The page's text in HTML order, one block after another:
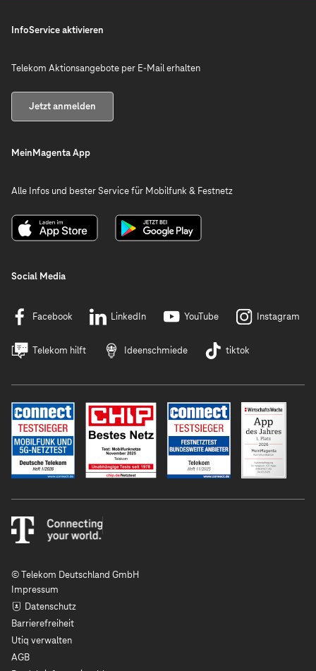
InfoService aktivieren
Telekom Aktionsangebote per E-Mail erhalten
Jetzt anmelden
MeinMagenta App
Alle Infos und bester Service für Mobilfunk & Festnetz
Social Media
Facebook LinkedIn YouTube Instagram
Telekom hilft Ideenschmiede tiktok
© Telekom Deutschland GmbH
Impressum
Datenschutz
Barrierefreiheit
Utiq verwalten
AGB